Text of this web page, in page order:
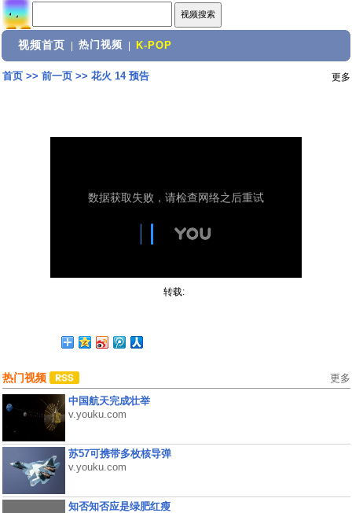
视频首页 热门视频 K-POP
首页>> 前一页>> 花火 14 预告 更多
转载:
热门视频 更多
中国航天完成壮举
v.youku.com
苏57可携带多枚核导弹
v.youku.com
知否知否应是绿肥红瘦